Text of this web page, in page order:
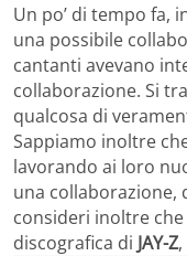
Un po’ di tempo fa,
una possibile
cantanti avevano
collaborazione. Si
qualcosa di
Sappiamo inoltre
lavorando ai loro
una collaborazione,
consideri inoltre
discografica di JAY-Z